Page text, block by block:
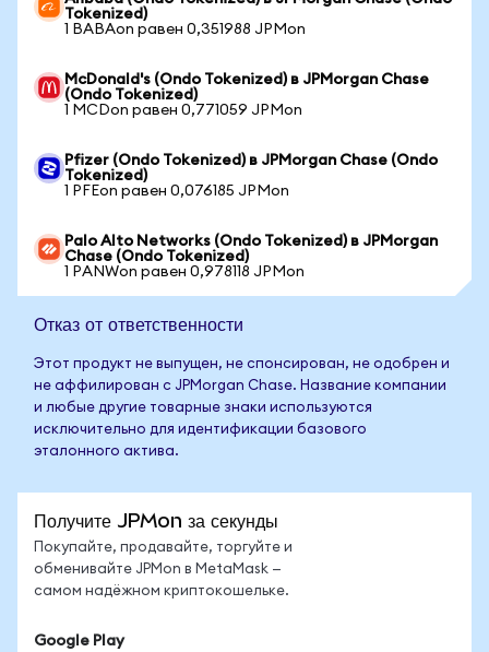
Tokenized)
1 BABAon равен 0,351988 JPMon
McDonald's (Ondo Tokenized) в JPMorgan Chase
(Ondo Tokenized)
1 MCDon равен 0,771059 JPMon
Pfizer (Ondo Tokenized) в JPMorgan Chase (Ondo
Tokenized)
1 PFEon равен 0,076185 JPMon
Palo Alto Networks (Ondo Tokenized) в JPMorgan
Chase (Ondo Tokenized)
1 PANWon равен 0,978118 JPMon
Отказ от ответственности
Этот продукт не выпущен, не спонсирован, не одобрен и
не аффилирован с JPMorgan Chase. Название компании
и любые другие товарные знаки используются
исключительно для идентификации базового
эталонного актива.
Получите JPMon за секунды
Покупайте, продавайте, торгуйте и
обменивайте JPMon в MetaMask —
самом надёжном криптокошельке.
Google Play